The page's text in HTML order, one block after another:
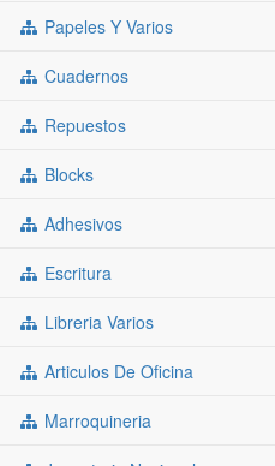
Papeles Y Varios
Cuadernos
Repuestos
Blocks
Adhesivos
Escritura
Libreria Varios
Articulos De Oficina
Marroquineria